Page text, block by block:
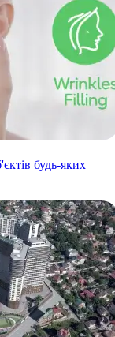
будь-яких